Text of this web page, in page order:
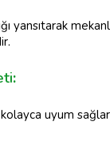
yansıtarak
:
uyum